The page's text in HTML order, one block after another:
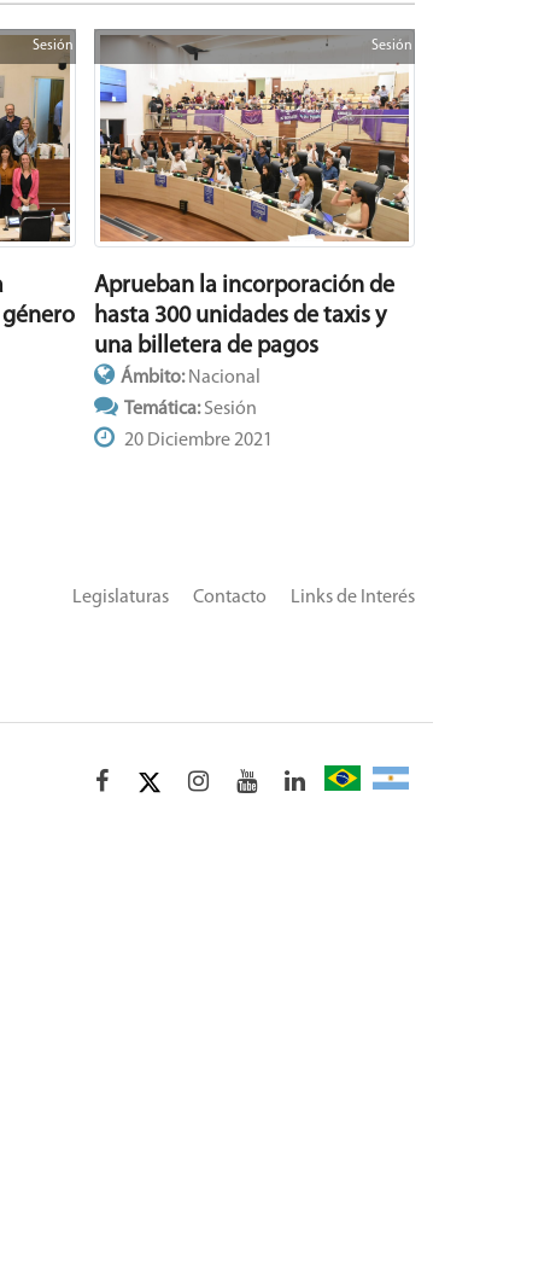
Sesión Sesión
Aprueban la incorporación de
hasta 300 unidades de taxis y
una billetera de pagos
Ámbito: Nacional
Temática:Sesión
20 Diciembre 2021
Links de Interés
Contacto
Legislaturas